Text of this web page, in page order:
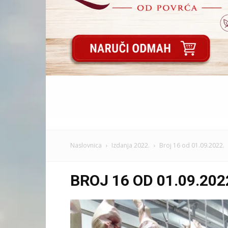
Naslovnica Izdanja 2022. Broj 16 od 01.09.2022.
BROJ 16 OD